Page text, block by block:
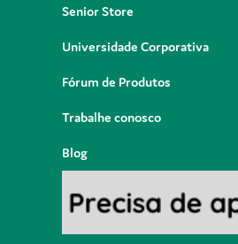
Senior Store
Universidade Corporativa
Fórum de Produtos
Trabalhe conosco
Blog